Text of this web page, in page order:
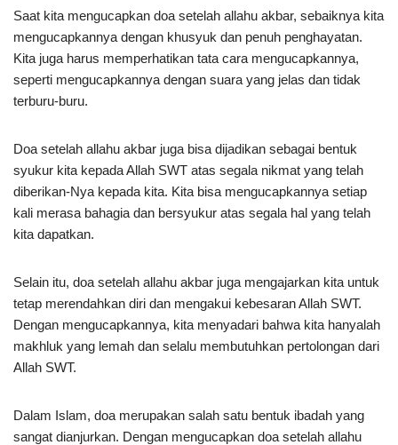
Saat kita mengucapkan doa setelah allahu akbar, sebaiknya kita
mengucapkannya dengan khusyuk dan penuh penghayatan.
Kita juga harus memperhatikan tata cara mengucapkannya,
seperti mengucapkannya dengan suara yang jelas dan tidak
terburu-buru.
Doa setelah allahu akbar juga bisa dijadikan sebagai bentuk
syukur kita kepada Allah SWT atas segala nikmat yang telah
diberikan-Nya kepada kita. Kita bisa mengucapkannya setiap
kali merasa bahagia dan bersyukur atas segala hal yang telah
kita dapatkan.
Selain itu, doa setelah allahu akbar juga mengajarkan kita untuk
tetap merendahkan diri dan mengakui kebesaran Allah SWT.
Dengan mengucapkannya, kita menyadari bahwa kita hanyalah
makhluk yang lemah dan selalu membutuhkan pertolongan dari
Allah SWT.
Dalam Islam, doa merupakan salah satu bentuk ibadah yang
sangat dianjurkan. Dengan mengucapkan doa setelah allahu